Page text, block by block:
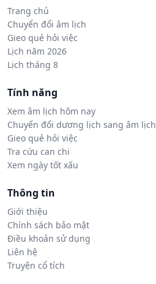
Trang chủ
Chuyển đổi âm lịch
Gieo quẻ hỏi việc
Lịch năm 2026
Lịch tháng 8
Tính năng
Xem âm lịch hôm nay
Chuyển đổi dương lịch sang âm lịch
Gieo quẻ hỏi việc
Tra cứu can chi
Xem ngày tốt xấu
Thông tin
Giới thiệu
Chính sách bảo mật
Điều khoản sử dụng
Liên hệ
Truyện cổ tích